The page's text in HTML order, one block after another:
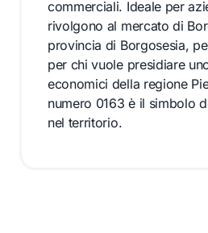
commerciali. Ideale per
rivolgono al mercato di
provincia di Borgosesia,
per chi vuole presidiare
economici della regione
numero 0163 è il simbolo
nel territorio.